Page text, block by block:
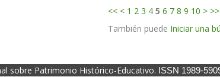
<< < 1 2 3 4 5 6 7 8 9 10 > >>
También puede Iniciar una
sobre Patrimonio Histórico-Educativo. ISSN 1989-